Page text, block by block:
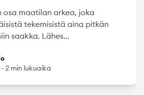
osa maatilan arkea, joka
tekemisistä aina pitkän
saakka. Lähes...
· 2 min lukuaika